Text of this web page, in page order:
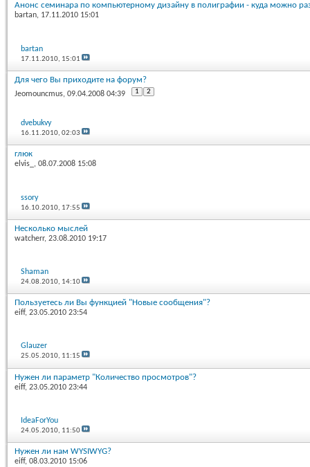
Анонс семинара по компьютерному дизайну в полиграфии - куда можно
bartan, 17.11.2010 15:01
bartan
17.11.2010, 15:01
Для чего Вы приходите на форум?
Jeomouncmus, 09.04.2008 04:39 1 2
dvebukvy
16.11.2010,02:03
глюк
elvis_ , 08.07.2008 15:08
ssory
16.10.2010, 17:55
Несколько мыслей
watcherr, 23.08.2010 19:17
Shaman
24.08.2010, 14:10
Пользуетесь ли Вы функцией "Новые сообщения"?
eiff, 23.05.2010 23:54
Glauzer
25.05.2010, 11:15
Нужен ли параметр "Количество просмотров"?
eiff, 23.05.2010 23:44
IdeaForYou
24.05.2010, 11:50
Нужен ли нам WYSIWYG?
eiff, 08.03.2010 15:06